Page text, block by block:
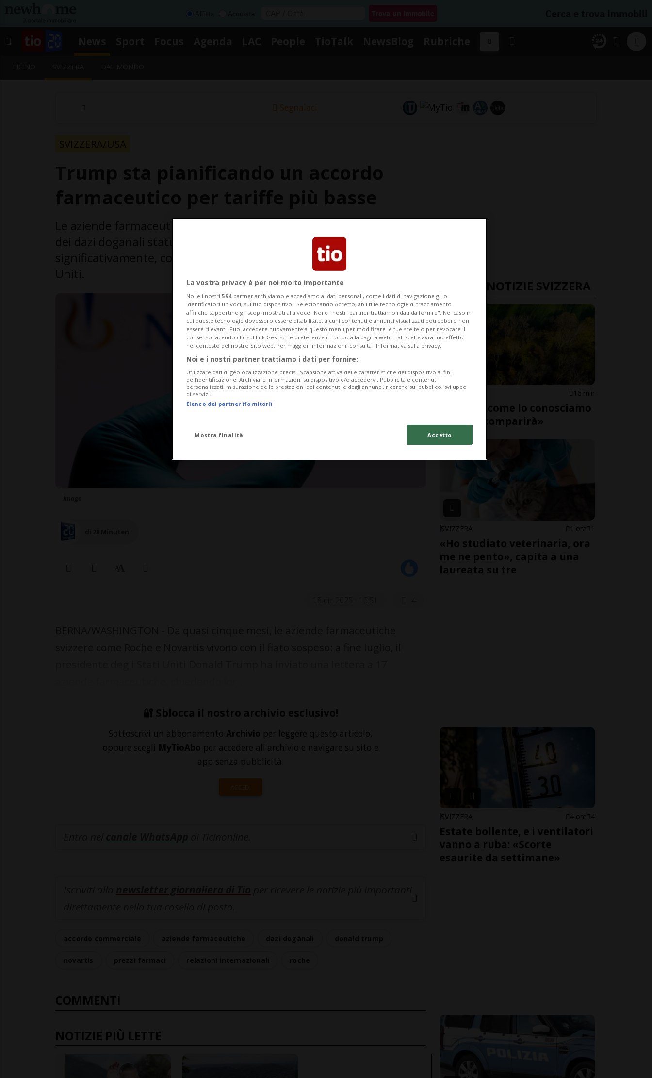
Segnalaci
SVIZZERA/USA
dei dazi doganali statunitensi. L'accordo potrebbe ora ridurli
significativamente, con un conseguente calo dei prezzi negli Stati
🔐 Sblocca il nostro archivio esclusivo!
Sottoscrivi un abbonamento Archivio per leggere questo articolo,
oppure scegli MyTioAbo per accedere all'archivio e navigare su sito e
app senza pubblicità.
ACCEDI
COMMENTI
NOTIZIE PIÙ LETTE
ULTIME NOTIZIE SVIZZERA
SVIZZERA 16 min
«Il bosco come lo conosciamo
adesso scomparirà»
SVIZZERA 1 ora 1
«Ho studiato veterinaria, ora
me ne pento», capita a una
laureata su tre
SVIZZERA 4 ore 4
Estate bollente, e i ventilatori
vanno a ruba: «Scorte
esaurite da settimane»
La vostra privacy è per noi molto importante
Noi e i nostri 594 partner archiviamo e accediamo ai dati personali, come i dati di navigazione gli o
identificatori univoci, sul tuo dispositivo . Selezionando Accetto, abiliti le tecnologie di tracciamento
affinché supportino gli scopi mostrati alla voce "Noi e i nostri partner trattiamo i dati da fornire". Nel caso in
cui queste tecnologie dovessero essere disabilitate, alcuni contenuti e annunci visualizzati potrebbero non
essere rilevanti. Puoi accedere nuovamente a questo menu per modificare le tue scelte o per revocare il
consenso facendo clic sul link Gestisci le preferenze in fondo alla pagina web.. Tali scelte avranno effetto
nel contesto del nostro Sito web. Per maggiori informazioni, consulta l'Informativa sulla privacy.
Noi e i nostri partner trattiamo i dati per fornire:
Utilizzare dati di geolocalizzazione precisi. Scansione attiva delle caratteristiche del dispositivo ai fini
dell’identificazione. Archiviare informazioni su dispositivo e/o accedervi. Pubblicità e contenuti
personalizzati, misurazione delle prestazioni dei contenuti e degli annunci, ricerche sul pubblico, sviluppo
di servizi.
Elenco dei partner (fornitori)
Mostra finalità Accetto